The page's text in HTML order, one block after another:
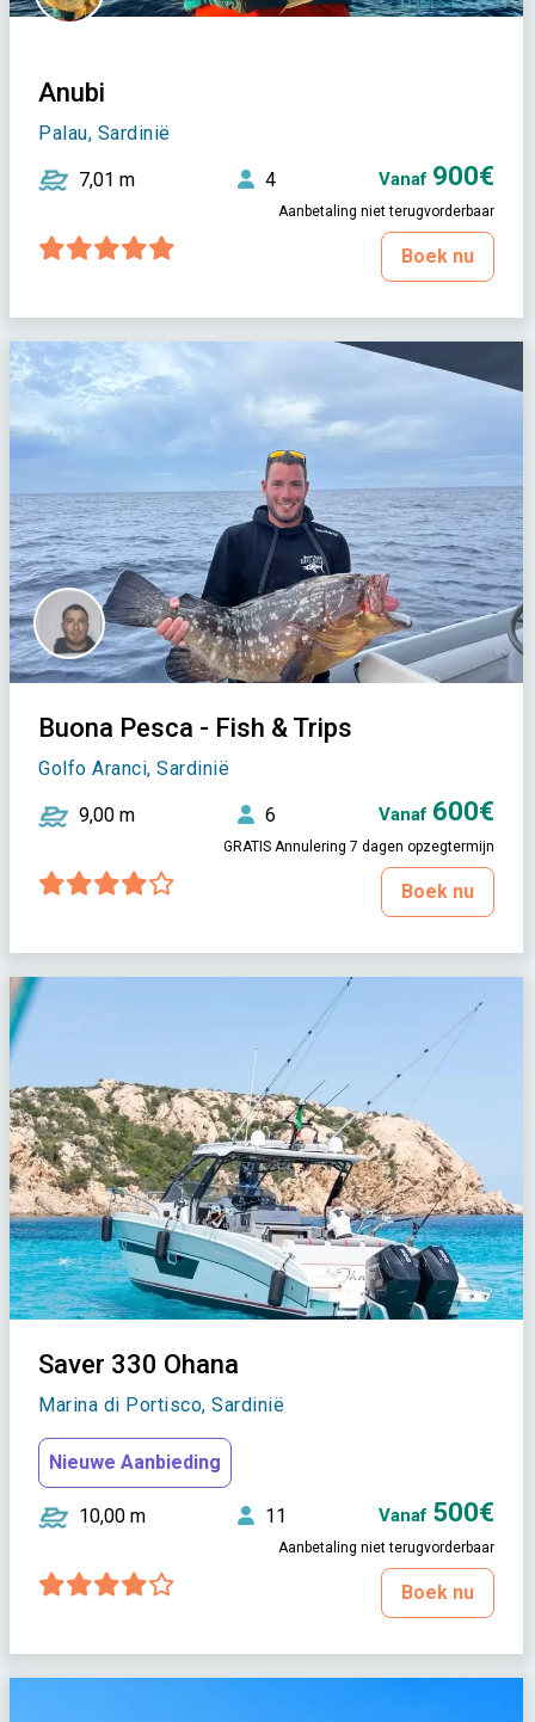
Anubi
Palau, Sardinië
7,01 m 4 Vanaf 900€
Aanbetaling niet terugvorderbaar
Boek nu
Buona Pesca - Fish & Trips
Golfo Aranci, Sardinië
9,00 m 6 Vanaf 600€
GRATIS Annulering 7 dagen opzegtermijn
Boek nu
Saver 330 Ohana
Marina di Portisco, Sardinië
Nieuwe Aanbieding
10,00 m 11 Vanaf 500€
Aanbetaling niet terugvorderbaar
Boek nu